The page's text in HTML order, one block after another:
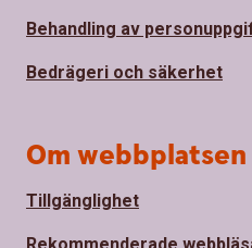
Behandling av
Bedrägeri och säkerhet
Om webbplatsen
Tillgänglighet